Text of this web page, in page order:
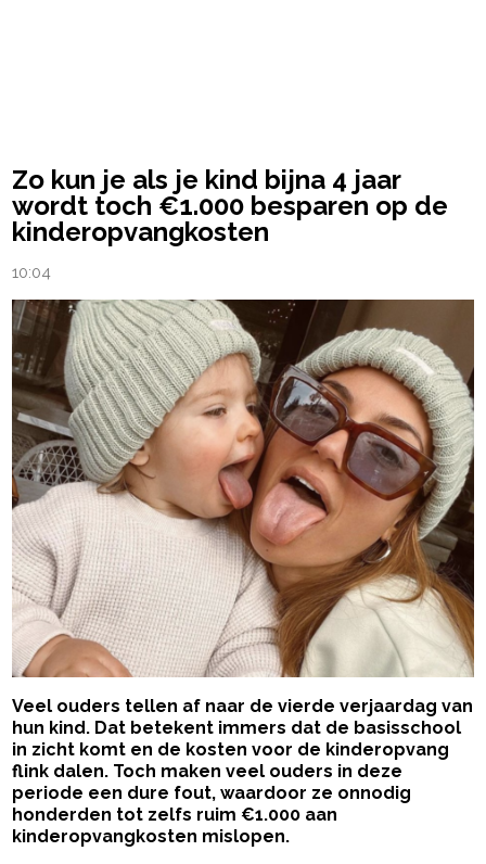
Zo kun je als je kind bijna 4 jaar
wordt toch €1.000 besparen op de
kinderopvangkosten
10:04
Veel ouders tellen af naar de vierde verjaardag van
hun kind. Dat betekent immers dat de basisschool
in zicht komt en de kosten voor de kinderopvang
flink dalen. Toch maken veel ouders in deze
periode een dure fout, waardoor ze onnodig
honderden tot zelfs ruim €1.000 aan
kinderopvangkosten mislopen.